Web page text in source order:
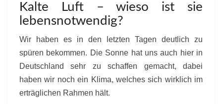
Kalte Luft – wieso ist sie
lebensnotwendig?
Wir haben es in den letzten Tagen deutlich zu
spüren bekommen. Die Sonne hat uns auch hier in
Deutschland sehr zu schaffen gemacht, dabei
haben wir noch ein Klima, welches sich wirklich im
erträglichen Rahmen hält.